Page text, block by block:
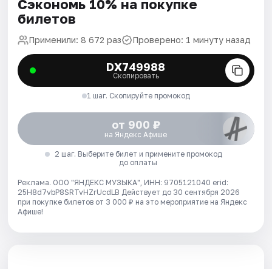
Сэкономь 10% на покупке
билетов
Применили: 8 672 раз Проверено: 1 минуту назад
DX749988
Скопировать
1 шаг. Скопируйте промокод
от 900 ₽
на Яндекс Афише
2 шаг. Выберите билет и примените промокод
до оплаты
Реклама. ООО "ЯНДЕКС МУЗЫКА", ИНН: 9705121040 erid:
25H8d7vbP8SRTvHZrUcdLB Действует до 30 сентября 2026
при покупке билетов от 3 000 ₽ на это мероприятие на Яндекс
Афише!